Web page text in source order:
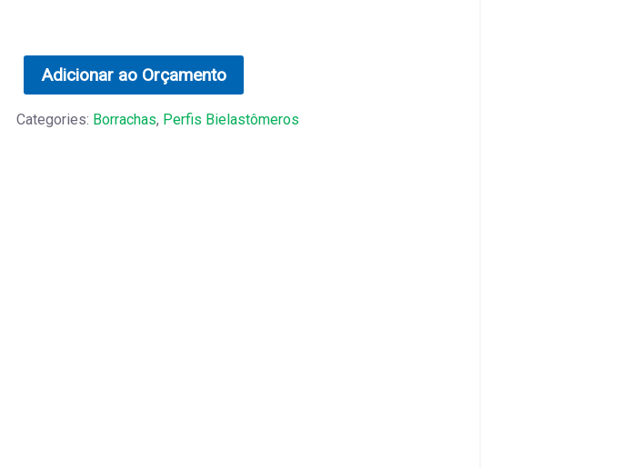
Adicionar ao Orçamento
Categories: Borrachas, Perfis Bielastômeros